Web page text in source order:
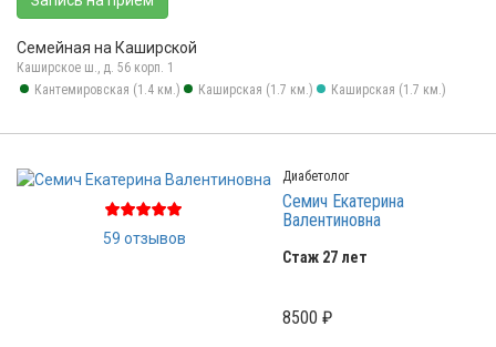
Семейная на Каширской
Каширское ш., д. 56 корп. 1
Кантемировская (1.4 км.)
Каширская (1.7 км.) Каширская (1.7 км.)
59 отзывов
Диабетолог
Семич Екатерина
Валентиновна
Стаж 27 лет
8500 ₽